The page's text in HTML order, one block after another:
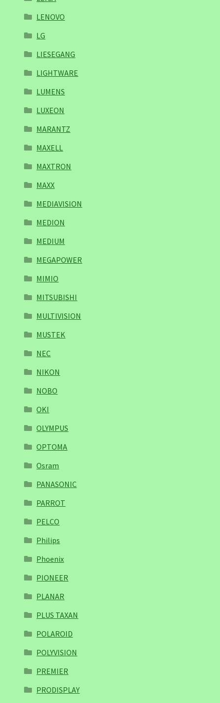
LENOVO
LG
LIESEGANG
LIGHTWARE
LUMENS
LUXEON
MARANTZ
MAXELL
MAXTRON
MAXX
MEDIAVISION
MEDION
MEDIUM
MEGAPOWER
MIMIO
MITSUBISHI
MULTIVISION
MUSTEK
NEC
NIKON
NOBO
OKI
OLYMPUS
OPTOMA
Osram
PANASONIC
PARROT
PELCO
Philips
Phoenix
PIONEER
PLANAR
PLUS TAXAN
POLAROID
POLYVISION
PREMIER
PRODISPLAY